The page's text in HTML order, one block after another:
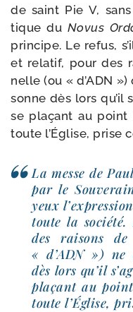
de saint Pie V,
tique du Novus
prin­cipe. Le refus,
et rela­tif, pour des
nelle (ou « d’ADN
sonne dès lors qu’il
se pla­çant au
toute l’Église, prise
La messe de
par le
yeux
toute la
des rai­sons
« d’ADN ») ne
dès lors qu’il
pla­çant au
toute l’Église,